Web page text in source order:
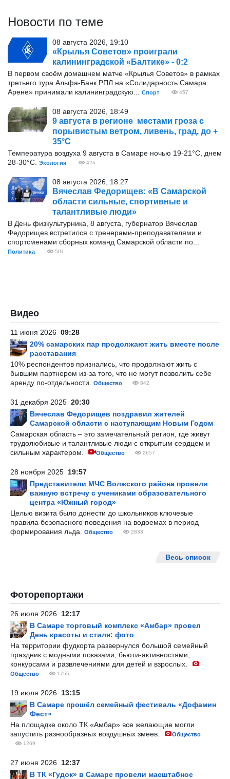
Новости по теме
08 августа 2026, 19:10
«Крылья Советов» проиграли
калининградской «Балтике» - 0:2
В первом своём домашнем матче «Крылья Советов» в рамках
третьего тура Альфа-Банк РПЛ на «Солидарность Самара
Арене» принимали калининградскую...
Спорт 457
08 августа 2026, 18:49
9 августа в регионе местами гроза с
порывистым ветром, ливень, град, до +
35°С
Температура воздуха 9 августа в Самаре ночью 19-21°С, днем
28-30°С.
Экология 426
08 августа 2026, 18:27
Вячеслав Федорищев: «В Самарской
области сильные, спортивные и
талантливые люди»
В День физкультурника, 8 августа, губернатор Вячеслав
Федорищев встретился с тренерами-преподавателями и
спортсменами сборных команд Самарской области по...
Политика 501
Видео
11 июня 2026 09:28
20% самарских пар продолжают жить вместе после
расставания
10% респондентов признались, что продолжают жить с
бывшим партнером из-за того, что не могут позволить себе
аренду по-отдельности.
Общество 842
31 декабря 2025 20:30
Вячеслав Федорищев поздравил жителей
Самарской области с наступающим Новым Годом
Самарская область – это замечательный регион, где живут
трудолюбивые и талантливые люди с открытым сердцем и
сильным характером.
Общество 2657
28 ноября 2025 19:57
Представители МЧС Волжского района провели
важную встречу с учениками образовательного
центра «Южный город»
Целью визита было донести до школьников ключевые
правила безопасного поведения на водоемах в период
формирования льда.
Общество 2833
Весь список
Фоторепортажи
26 июля 2026 12:17
В Самаре торговый комплекс «Амбар» провел
День красоты и стиля: фото
На территории фудкорта развернулся большой семейный
праздник с модными показами, бьюти-активностями,
конкурсами и развлечениями для детей и взрослых.
Общество 1755
19 июля 2026 13:15
В Самаре прошёл семейный фестиваль «Дофамин
Фест»
На площадке около ТК «Амбар» все желающие могли
запустить разнообразных воздушных змеев.
Общество
1269
27 июня 2026 12:37
В ТК «Гудок» в Самаре провели масштабное